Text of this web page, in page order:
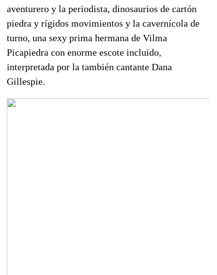
aventurero y la periodista, dinosaurios de cartón
piedra y rígidos movimientos y la cavernícola de
turno, una sexy prima hermana de Vilma
Picapiedra con enorme escote incluido,
interpretada por la también cantante Dana
Gillespie.